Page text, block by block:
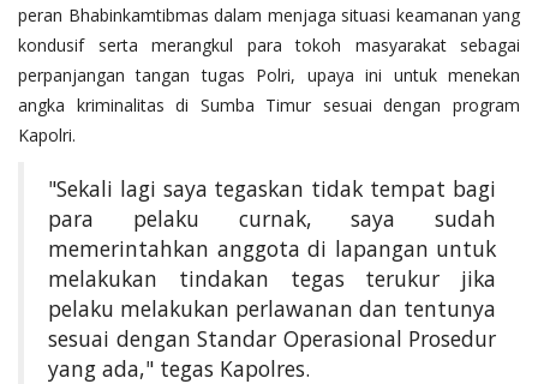
peran Bhabinkamtibmas dalam menjaga situasi keamanan yang
kondusif serta merangkul para tokoh masyarakat sebagai
perpanjangan tangan tugas Polri, upaya ini untuk menekan
angka kriminalitas di Sumba Timur sesuai dengan program
Kapolri.
"Sekali lagi saya tegaskan tidak tempat bagi
para pelaku curnak, saya sudah
memerintahkan anggota di lapangan untuk
melakukan tindakan tegas terukur jika
pelaku melakukan perlawanan dan tentunya
sesuai dengan Standar Operasional Prosedur
yang ada," tegas Kapolres.